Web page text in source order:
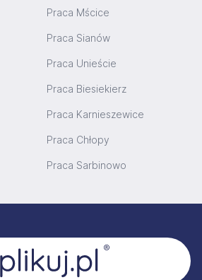
Praca Mścice
Praca Sianów
Praca Unieście
Praca Biesiekierz
Praca Karnieszewice
Praca Chłopy
Praca Sarbinowo